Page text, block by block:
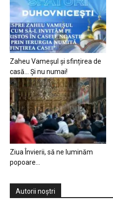
Zaheu Vameșul și sfințirea de
casă… Și nu numai!
Ziua Învierii, să ne luminăm
popoare…
Autorii noștri